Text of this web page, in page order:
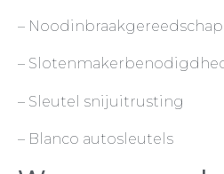
– Noodinbraakgereedschap
–
– Sleutel snijuitrusting
– Blanco autosleutels